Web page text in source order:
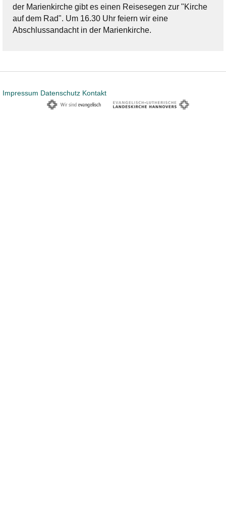
der Marienkirche gibt es einen Reisesegen zur "Kirche
auf dem Rad". Um 16.30 Uhr feiern wir eine
Abschlussandacht in der Marienkirche.
Impressum Datenschutz Kontakt